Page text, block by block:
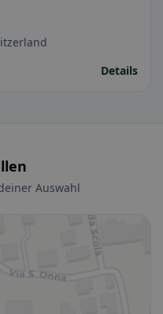
Details
Auswahl